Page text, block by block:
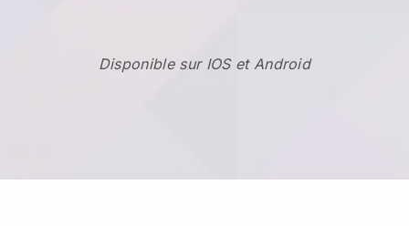
Disponible sur IOS et Android